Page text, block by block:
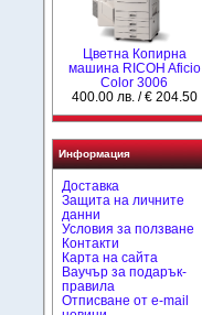
Цветна Копирна
машина RICOH Aficio
Color 3006
400.00 лв. / € 204.50
Информация
Доставка
Защита на личните
данни
Условия за ползване
Контакти
Карта на сайта
Ваучър за подарък-
правила
Отписване от e-mail